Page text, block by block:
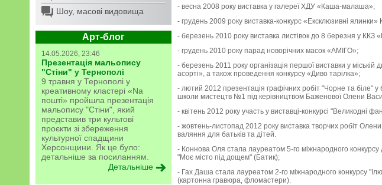
Шоу, масові видовища
Арт-блог
14.05.2026, 23:46
Презентація мальопису
"Стіни" у Тернополі
9 травня у Тернополі у
креативному кластері «Na
пошті» пройшла презентація
мальопису "Стіни", який
представив три культові
проєкти зі збереження
культурної спадщини
Херсонщини. Як це було:
детальніше за посиланням.
Детальніше
- весна 2008 року виставка у галереї ХДУ «Каша-малаша»;
- грудень 2009 року виставка-конкурс «Ексклюзивні
- березень 2010 року виставка листівок до 8 березня у ККЗ
- грудень 2010 року парад новорічних масок «АМІГО»;
- березень 2011 року організація першої виставки у
асорті», а також проведення конкурсу «Диво тарілка»;
- лютий 2012 презентація графічних робіт "Чорне та біле" у
школи мистецтв №1 під керівництвом Баженової Олени
- квітень 2012 року участь у виставці-конкурсі "Великодні
- жовтень-листопад 2012 року виставка творчих робіт
валяння для батьків та дітей.
- Коннова Оля стала лауреатом 5-го міжнародного
"Моє місто під дощем" (Батик);
- Гах Даша стала лауреатом 2-го міжнародного конкурсу
(картонна гравюра, фломастери).